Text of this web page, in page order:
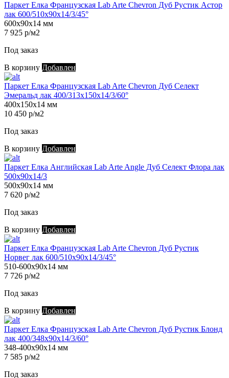
Паркет Елка Французская Lab Arte Chevron Дуб Рустик Астор
лак 600/510х90х14/3/45°
600х90х14 мм
7 925 р/м2
Под заказ
В корзину Добавлен
Паркет Елка Французская Lab Arte Chevron Дуб Селект
Эмеральд лак 400/313х150х14/3/60°
400х150х14 мм
10 450 р/м2
Под заказ
В корзину Добавлен
Паркет Елка Английская Lab Arte Angle Дуб Селект Флора лак
500х90х14/3
500х90х14 мм
7 620 р/м2
Под заказ
В корзину Добавлен
Паркет Елка Французская Lab Arte Chevron Дуб Рустик
Норвег лак 600/510х90х14/3/45°
510-600х90х14 мм
7 726 р/м2
Под заказ
В корзину Добавлен
Паркет Елка Французская Lab Arte Chevron Дуб Рустик Блонд
лак 400/348х90х14/3/60°
348-400х90х14 мм
7 585 р/м2
Под заказ